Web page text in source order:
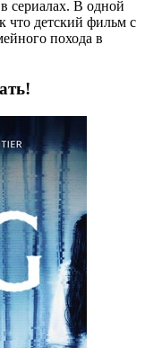
сериалах. В одной
что детский фильм с
похода в